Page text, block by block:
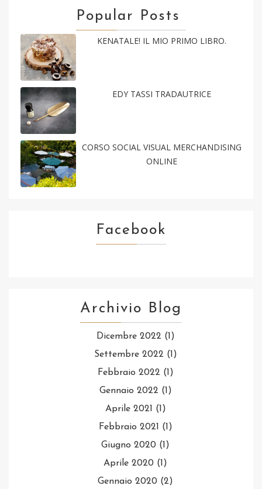
Popular Posts
KENATALE! IL MIO PRIMO LIBRO.
EDY TASSI TRADAUTRICE
CORSO SOCIAL VISUAL MERCHANDISING
ONLINE
Facebook
Archivio Blog
Dicembre 2022(1)
Settembre 2022(1)
Febbraio 2022(1)
Gennaio 2022(1)
Aprile 2021 (1)
Febbraio 2021 (1)
Giugno 2020 (1)
Aprile 2020 (1)
Gennaio 2020 (2)